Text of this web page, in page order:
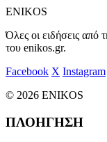
ENIKOS
Όλες οι ειδήσεις από
του enikos.gr.
Facebook X Instagram
© 2026 ENIKOS
ΠΛΟΗΓΗΣΗ